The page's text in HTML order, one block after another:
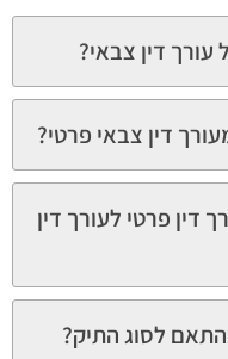
דין צבאי?
דין צבאי פרטי?
דין פרטי לעורך דין
לסוג התיק?